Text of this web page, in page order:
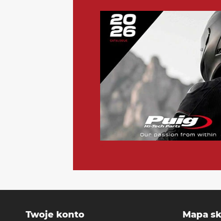
1) zgłoś problem telefonicznie lub mailowo (najlepiej -
2) odeślij produkt na nasz adres: JS Michał Surkont,
Obsługa sklepu skontaktuje się z Tobą w celu ustalenia
Szczegółowe informacje znajdziesz w regulaminie sklepu P
Twoje konto Mapa